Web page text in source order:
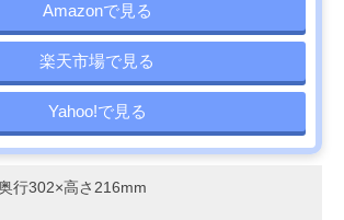
Amazonで見る
楽天市場で見る
Yahoo!で見る
行302×高さ216mm